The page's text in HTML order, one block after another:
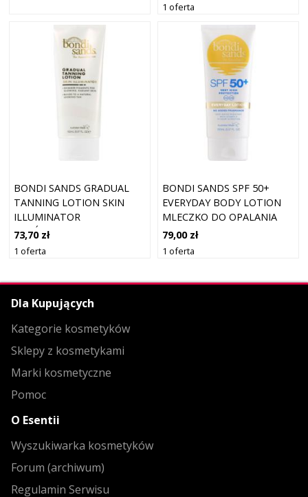
1 oferta
BONDI SANDS GRADUAL
TANNING LOTION SKIN
ILLUMINATOR
ROZŚWIETLAJĄCY BALSAM
DO CIAŁA DO
73,70 zł
1 oferta
BONDI SANDS SPF 50+
EVERYDAY BODY LOTION
MLECZKO DO OPALANIA
CIAŁA WODOODPORNE SPF
50+ 150 ML
79,00 zł
1 oferta
Dla Kupujących
Kategorie kosmetyków
Sklepy z kosmetykami
Marki kosmetyczne
Pomoc
O Esentii
Wyszukiwarka kosmetyków
Forum (archiwum)
Regulamin Serwisu